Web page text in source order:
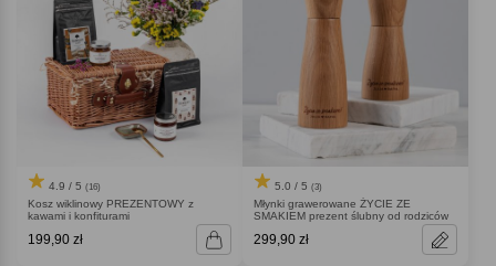
4.9 / 5 (16)
Kosz wiklinowy PREZENTOWY z
kawami i konfiturami
199,90 zł
5.0 / 5 (3)
Młynki grawerowane ŻYCIE ZE
SMAKIEM prezent ślubny od rodziców
299,90 zł